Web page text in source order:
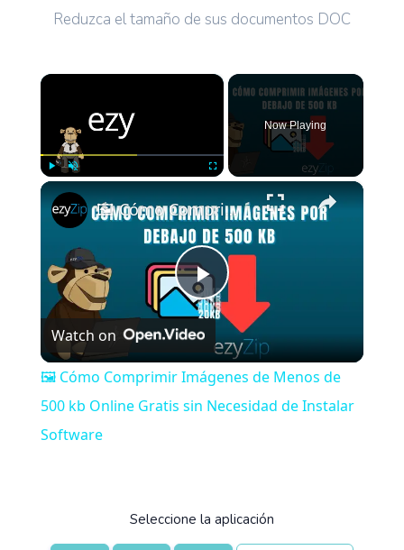
Reduzca el tamaño de sus documentos DOC
×
Now Playing
×
Play
Video
🖼️ Cómo Comprimir Imágenes de Menos de 500 kb Online Gratis sin Necesidad de Instalar Software
Watch on
🖼️ Cómo Comprimir Imágenes de Menos de
500 kb Online Gratis sin Necesidad de Instalar
Software
Seleccione la aplicación